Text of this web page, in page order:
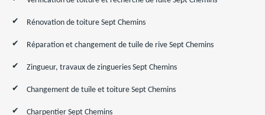
Rénovation de toiture Sept Chemins
Réparation et changement de tuile de rive Sept Chemins
Zingueur, travaux de zingueries Sept Chemins
Changement de tuile et toiture Sept Chemins
Charpentier Sept Chemins